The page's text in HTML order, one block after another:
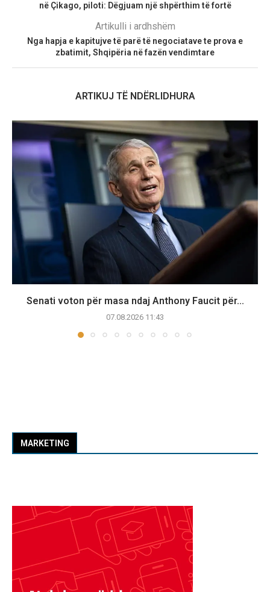
në Çikago, piloti: Dëgjuam një shpërthim të fortë
Artikulli i ardhshëm
Nga hapja e kapitujve të parë të negociatave te prova e
zbatimit, Shqipëria në fazën vendimtare
ARTIKUJ TË NDËRLIDHURA
Senati voton për masa ndaj Anthony Faucit për...
07.08.2026 11:43
MARKETING